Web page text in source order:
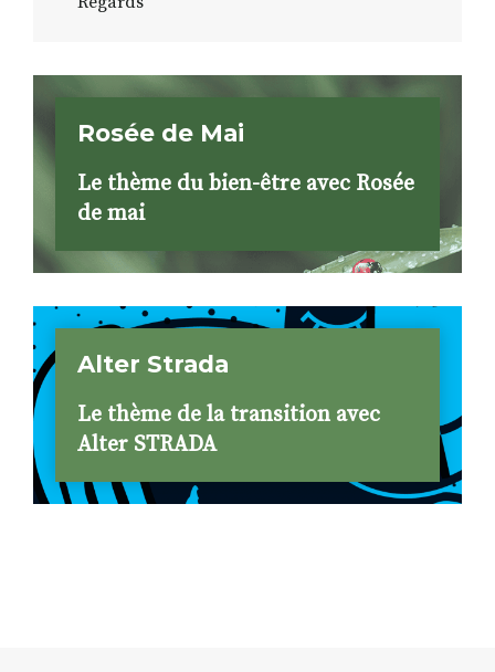
Rosée de Mai
Le thème du bien-être avec Rosée
de mai
Alter Strada
Le thème de la transition avec
Alter STRADA